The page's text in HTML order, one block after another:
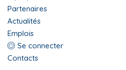
footer
Partenaires
Actualités
Emplois
Menu
du
Se connecter
Contacts